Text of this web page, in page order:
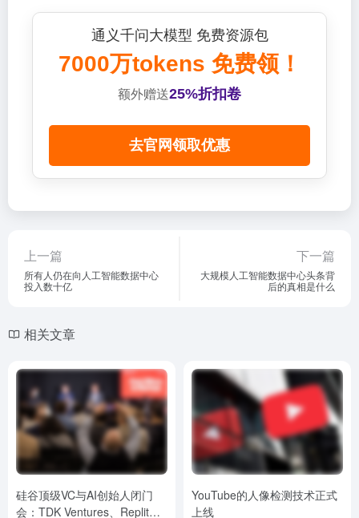
通义千问大模型 免费资源包
7000万tokens 免费领！
额外赠送25%折扣卷
去官网领取优惠
上一篇
所有人仍在向人工智能数据中心
投入数十亿
下一篇
大规模人工智能数据中心头条背
后的真相是什么
相关文章
硅谷顶级VC与AI创始人闭门
会：TDK Ventures、Replit
YouTube的人像检测技术正式
上线